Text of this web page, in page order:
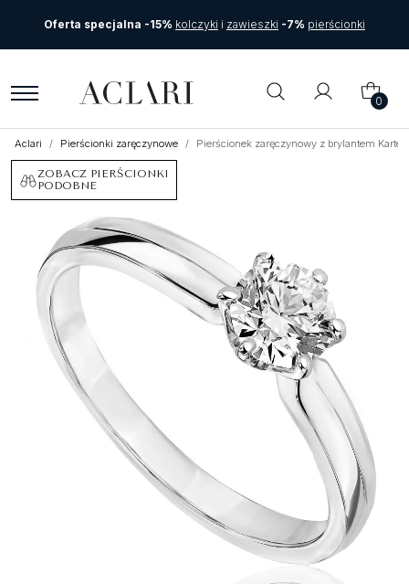
Oferta specjalna -15% kolczyki i zawieszki -7% pierścionki
0
Aclari Pierścionki zaręczynowe Pierścionek zaręczynowy z brylantem
ZOBACZ PIERŚCIONKI
PODOBNE